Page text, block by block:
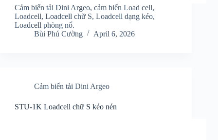
Cảm biến tải Dini Argeo, cảm biến Load cell,
Loadcell, Loadcell chữ S, Loadcell dạng kéo,
Loadcell phòng nổ.
Bùi Phú Cường
April 6, 2026
Cảm biến tải Dini Argeo
STU-1K Loadcell chữ S kéo nén